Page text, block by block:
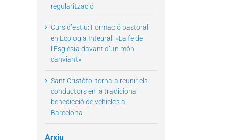
regularització
Curs d’estiu: Formació pastoral
en Ecologia Integral: «La fe de
l’Església davant d’un món
canviant»
Sant Cristòfol torna a reunir els
conductors en la tradicional
benedicció de vehicles a
Barcelona
Arxiu